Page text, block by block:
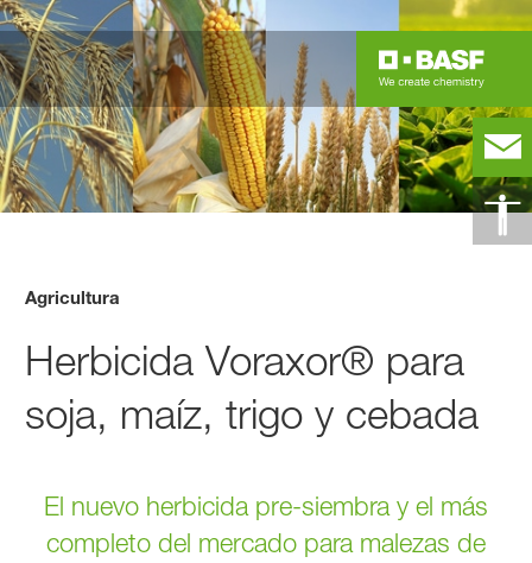
Agricultura
Herbicida Voraxor® para
soja, maíz, trigo y cebada
El nuevo herbicida pre-siembra y el más
completo del mercado para malezas de